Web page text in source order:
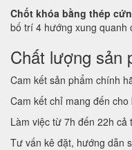
Chốt khóa bằng thép
bố trí 4 hướng xung quanh
Chất lượng sản
Cam kết sản phẩm chính
Cam kết chỉ mang đến
Làm việc từ 7h đến 22h cả
Tư vấn kê đặt, hướng dẫn